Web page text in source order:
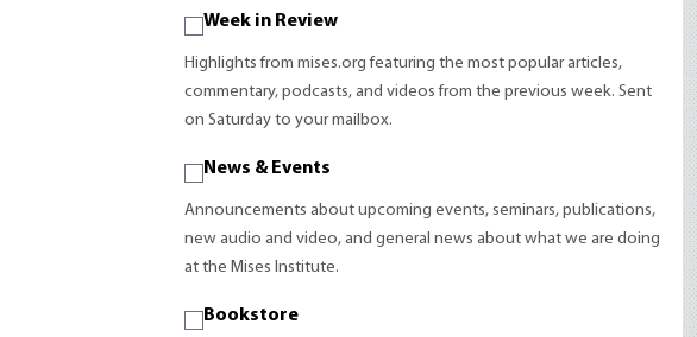
Week in Review
Highlights from mises.org featuring the most popular articles,
commentary, podcasts, and videos from the previous week. Sent
on Saturday to your mailbox.
News & Events
Announcements about upcoming events, seminars, publications,
new audio and video, and general news about what we are doing
at the Mises Institute.
Bookstore